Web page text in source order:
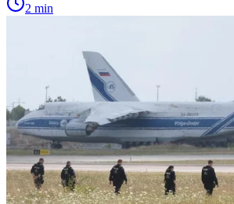
2 min